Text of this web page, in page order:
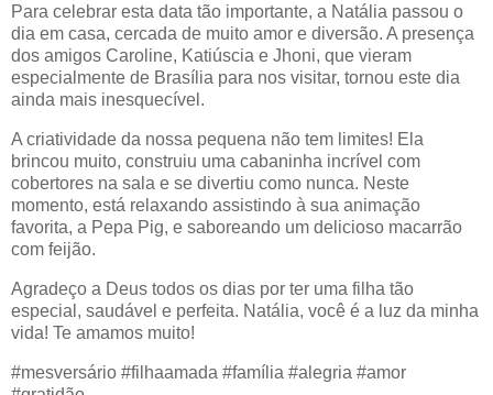
Para celebrar esta data tão importante, a Natália passou o
dia em casa, cercada de muito amor e diversão. A presença
dos amigos Caroline, Katiúscia e Jhoni, que vieram
especialmente de Brasília para nos visitar, tornou este dia
ainda mais inesquecível.
A criatividade da nossa pequena não tem limites! Ela
brincou muito, construiu uma cabaninha incrível com
cobertores na sala e se divertiu como nunca. Neste
momento, está relaxando assistindo à sua animação
favorita, a Pepa Pig, e saboreando um delicioso macarrão
com feijão.
Agradeço a Deus todos os dias por ter uma filha tão
especial, saudável e perfeita. Natália, você é a luz da minha
vida! Te amamos muito!
#mesversário #filhaamada #família #alegria #amor